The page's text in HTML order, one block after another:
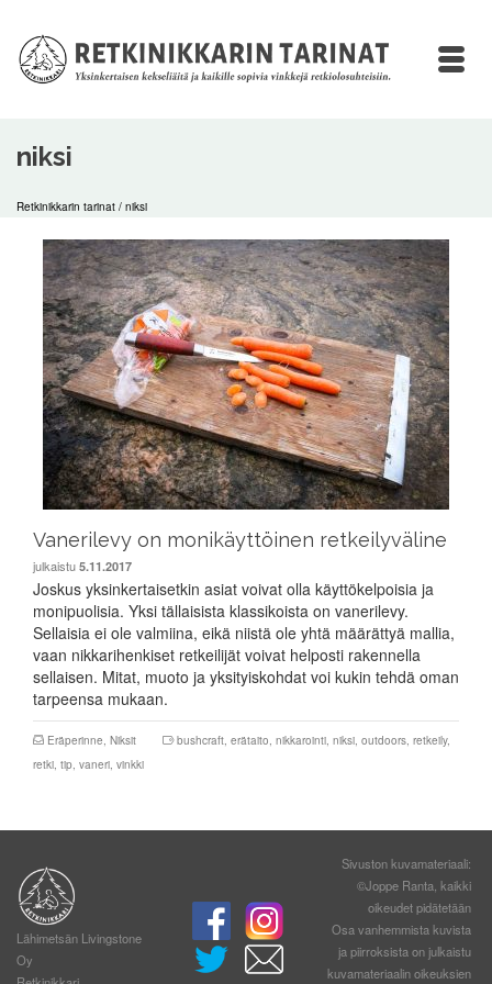
niksi
Retkinikkarin tarinat / niksi
Vanerilevy on monikäyttöinen retkeilyväline
julkaistu 5.11.2017
Joskus yksinkertaisetkin asiat voivat olla käyttökelpoisia ja
monipuolisia. Yksi tällaisista klassikoista on vanerilevy.
Sellaisia ei ole valmiina, eikä niistä ole yhtä määrättyä mallia,
vaan nikkarihenkiset retkeilijät voivat helposti rakennella
sellaisen. Mitat, muoto ja yksityiskohdat voi kukin tehdä oman
tarpeensa mukaan.
Eräperinne, Niksit bushcraft, erätaito, nikkarointi, niksi, outdoors, retkeily,
retki, tip, vaneri, vinkki
Lähimetsän Livingstone
Oy
Sivuston kuvamateriaali:
©Joppe Ranta, kaikki
oikeudet pidätetään
Osa vanhemmista kuvista
ja piirroksista on julkaistu
kuvamateriaalin oikeuksien